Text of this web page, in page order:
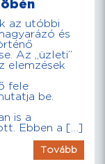
az utóbbi
és
Az „üzleti”
elemzések
fele
be.
is a
Ebben a […]
Tovább